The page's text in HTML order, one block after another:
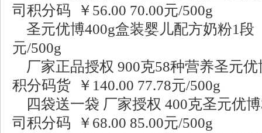
司积分码 ￥56.00 70.00元/500g
圣元优博400g盒装婴儿配方奶粉1段
元/500g
厂家正品授权 900克58种营养圣元
积分码货 ￥140.00 77.78元/500g
四袋送一袋 厂家授权 400克圣元优
司积分码 ￥68.00 85.00元/500g